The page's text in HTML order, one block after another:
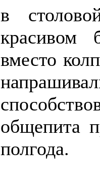
в
красивом
вместо
общепита
полгода.